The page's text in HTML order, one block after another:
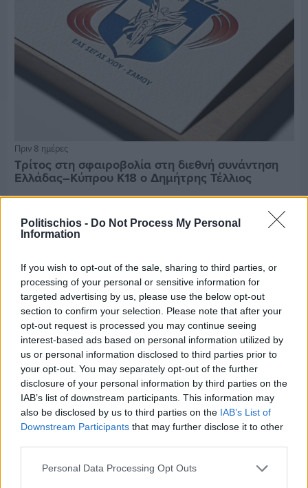
Politischios - Do Not Process My Personal
Information
If you wish to opt-out of the sale, sharing to third parties, or
processing of your personal or sensitive information for
targeted advertising by us, please use the below opt-out
section to confirm your selection. Please note that after your
opt-out request is processed you may continue seeing
interest-based ads based on personal information utilized by
us or personal information disclosed to third parties prior to
your opt-out. You may separately opt-out of the further
disclosure of your personal information by third parties on the
IAB’s list of downstream participants. This information may
also be disclosed by us to third parties on the IAB’s List of
Downstream Participants that may further disclose it to other
Personal Data Processing Opt Outs
Πριν 8 ημέρες
Τρίτος στη σφαιροβολία στη διεθνή συνάντηση
Ελλάδας–Κύπρου Κ18 ο Δημήτρης Τέλλιος
Πριν 8 ημέρες
Εργασίες ασφαλτόστρωσης σε τρεις οδούς του
Βαρβασίου